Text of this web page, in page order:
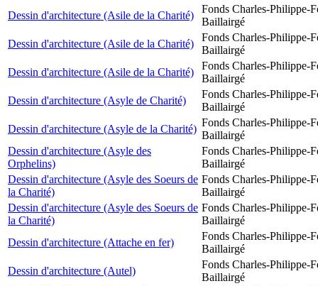
Dessin d'architecture (Asile de la Charité)
Fonds Charles-Philippe-
Baillairgé
Dessin d'architecture (Asile de la Charité)
Fonds Charles-Philippe-
Baillairgé
Dessin d'architecture (Asile de la Charité)
Fonds Charles-Philippe-
Baillairgé
Dessin d'architecture (Asyle de Charité)
Fonds Charles-Philippe-
Baillairgé
Dessin d'architecture (Asyle de la Charité)
Fonds Charles-Philippe-
Baillairgé
Dessin d'architecture (Asyle des
Orphelins)
Fonds Charles-Philippe-
Baillairgé
Dessin d'architecture (Asyle des Soeurs de
la Charité)
Fonds Charles-Philippe-
Baillairgé
Dessin d'architecture (Asyle des Soeurs de
la Charité)
Fonds Charles-Philippe-
Baillairgé
Dessin d'architecture (Attache en fer)
Fonds Charles-Philippe-
Baillairgé
Dessin d'architecture (Autel)
Fonds Charles-Philippe-
Baillairgé